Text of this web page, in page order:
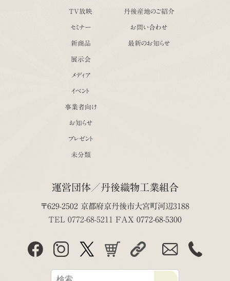
TV放映
セミナー
新商品
展示会
メディア
イベント
事業者向け
お知らせ
プレゼント
未分類
丹後産地のご紹介
お問い合わせ
最新のお知らせ
運営団体／丹後織物工業組合
〒629-2502 京都府京丹後市大宮町河辺3188
TEL 0772-68-5211 FAX 0772-68-5300